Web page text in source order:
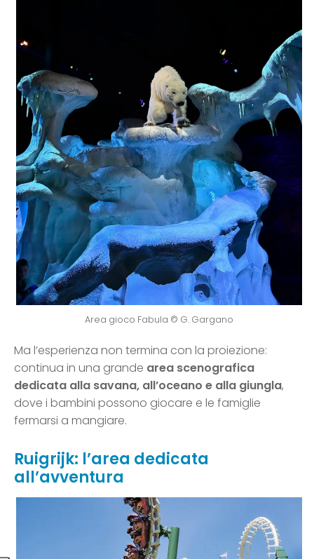
Area gioco Fabula © G. Gargano
Ma l’esperienza non termina con la proiezione:
continua in una grande area scenografica
dedicata alla savana, all’oceano e alla giungla,
dove i bambini possono giocare e le famiglie
fermarsi a mangiare.
Ruigrijk: l’area dedicata
all’avventura